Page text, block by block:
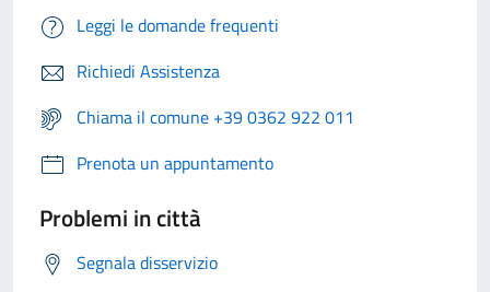
Leggi le domande frequenti
Richiedi Assistenza
Chiama il comune +39 0362 922 011
Prenota un appuntamento
Problemi in città
Segnala disservizio